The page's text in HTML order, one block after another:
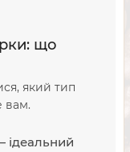
що
який тип
вам.
ідеальний